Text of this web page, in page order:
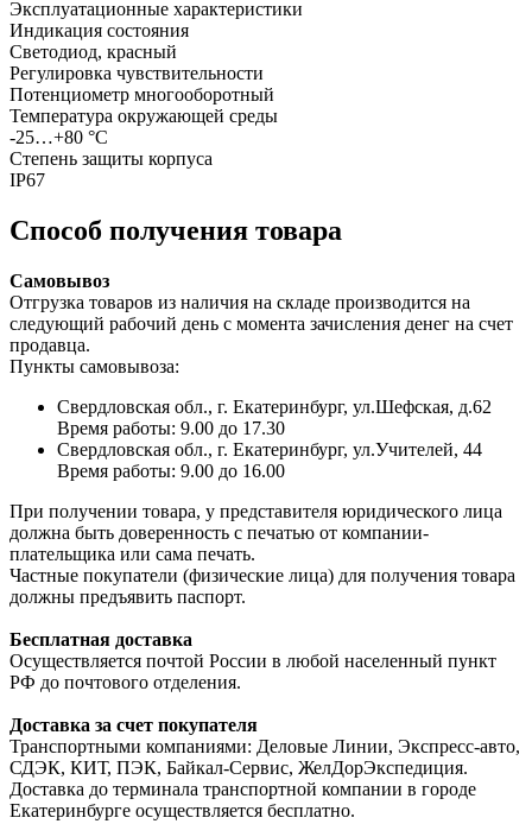
Эксплуатационные характеристики
Индикация состояния
Светодиод, красный
Регулировка чувствительности
Потенциометр многооборотный
Температура окружающей среды
-25…+80 °С
Степень защиты корпуса
IP67
Способ получения товара
Самовывоз
Отгрузка товаров из наличия на складе производится на
следующий рабочий день с момента зачисления денег на счет
продавца.
Пункты самовывоза:
Свердловская обл., г. Екатеринбург, ул.Шефская, д.62
Время работы: 9.00 до 17.30
Свердловская обл., г. Екатеринбург, ул.Учителей, 44
Время работы: 9.00 до 16.00
При получении товара, у представителя юридического лица
должна быть доверенность с печатью от компании-
плательщика или сама печать.
Частные покупатели (физические лица) для получения товара
должны предъявить паспорт.
Бесплатная доставка
Осуществляется почтой России в любой населенный пункт
РФ до почтового отделения.
Доставка за счет покупателя
Транспортными компаниями: Деловые Линии, Экспресс-авто,
СДЭК, КИТ, ПЭК, Байкал-Сервис, ЖелДорЭкспедиция.
Доставка до терминала транспортной компании в городе
Екатеринбурге осуществляется бесплатно.